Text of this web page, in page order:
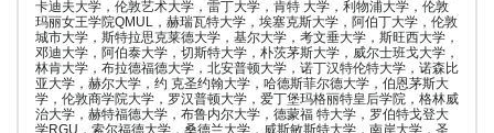
卡迪夫大学，伦敦艺术大学，雷丁大学，肯特 大学，利物浦大学，伦敦
玛丽女王学院QMUL，赫瑞瓦特大学，埃塞克斯大学，阿伯丁大学，伦敦
城市大学，斯特拉思克莱德大学，基尔大学，考文垂大学，斯旺西大学，
邓迪大学，阿伯泰大学，切斯特大学，朴茨茅斯大学，威尔士班戈大学，
林肯大学，布拉德福德大学，北安普顿大学，诺丁汉特伦特大学，诺森比
亚大学，赫尔大学，约 克圣约翰大学，哈德斯菲尔德大学，伯恩茅斯大
学，伦敦商学院大学，罗汉普顿大学，爱丁堡玛格丽特皇后学院，格林威
治大学，赫特福德大学，布鲁内尔大学，德蒙福 特大学，罗伯特戈登大